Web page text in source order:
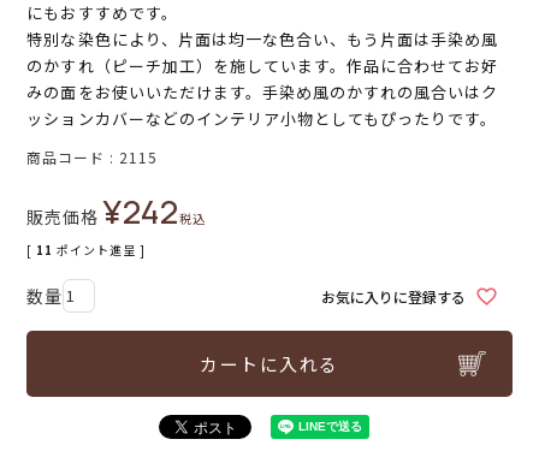
にもおすすめです。
特別な染色により、片面は均一な色合い、もう片面は手染め風
のかすれ（ピーチ加工）を施しています。作品に合わせてお好
みの面をお使いいただけます。手染め風のかすれの風合いはク
ッションカバーなどのインテリア小物としてもぴったりです。
商品コード 2115
販売価格 ¥242税込
[ 11 ポイント進呈 ]
お気に入りに登録する
カートに入れる